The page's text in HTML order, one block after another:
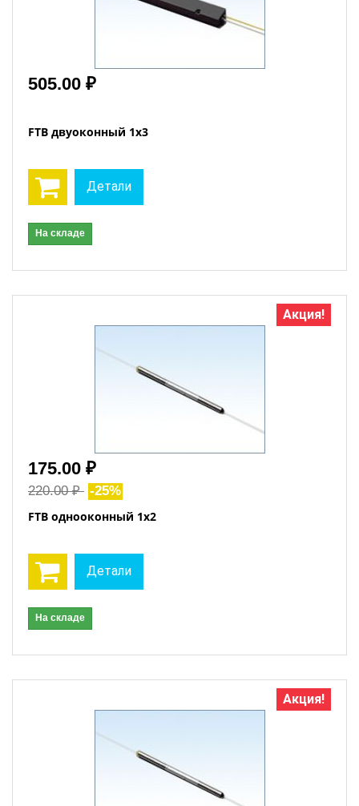
505.00 ₽
FTB двуоконный 1x3
Детали
На складе
Акция!
175.00 ₽
220.00 ₽ -25%
FTB однооконный 1x2
Детали
На складе
Акция!